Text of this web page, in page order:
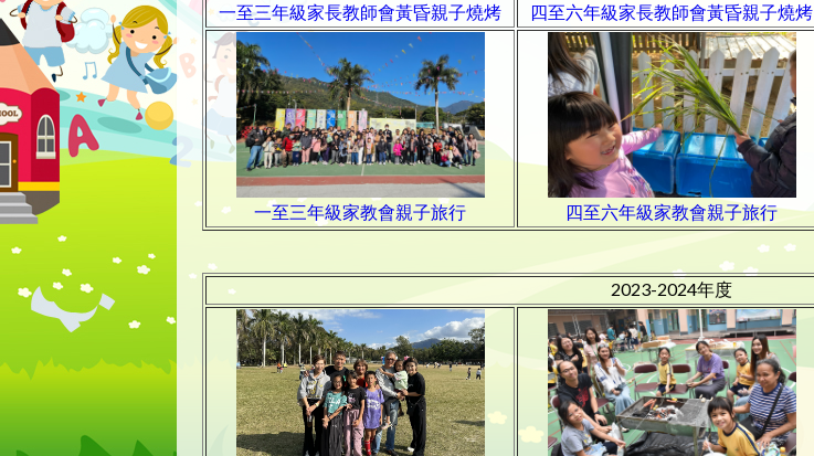
一至三年級家長教師會黃昏親子燒烤 四至六年級家長教師會黃昏親子燒烤
一至三年級家教會親子旅行 四至六年級家教會親子旅行
2023-2024年度